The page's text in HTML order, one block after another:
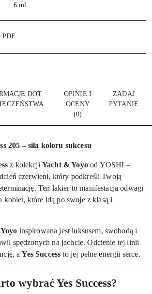
6 ml
PDF
DOT.
OPINIE I
OCENY
(0)
ZADAJ
PYTANIE
205 – siła koloru sukcesu
z kolekcji Yacht & Yoyood YOSHI –
czerwieni, który podkreśli Twoją
Ten lakier to manifestacja odwagi
kobiet, które idą po swoje z klasą i
inspirowana jest luksusem, swobodą i
spędzonych na jachcie. Odcienie tej linii
aYes Success to jej pełne energii serce.
wybrać Yes Success?